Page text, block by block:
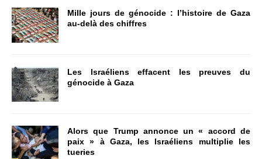
Mille jours de génocide : l’histoire de Gaza
au-delà des chiffres
Les Israéliens effacent les preuves du
génocide à Gaza
Alors que Trump annonce un « accord de
paix » à Gaza, les Israéliens multiplie les
tueries